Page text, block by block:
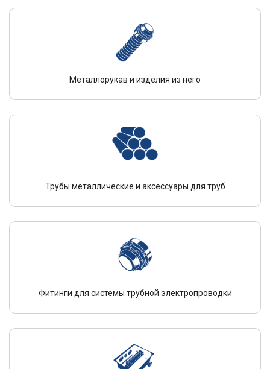
Металлорукав и изделия из него
Трубы металлические и аксессуары для труб
Фитинги для системы трубной электропроводки